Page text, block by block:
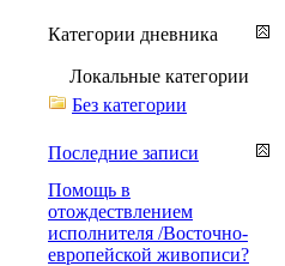
Категории дневника
Локальные категории
Без категории
Последние записи
Помощь в
отождествлением
исполнителя /Восточно-
европейской живописи?